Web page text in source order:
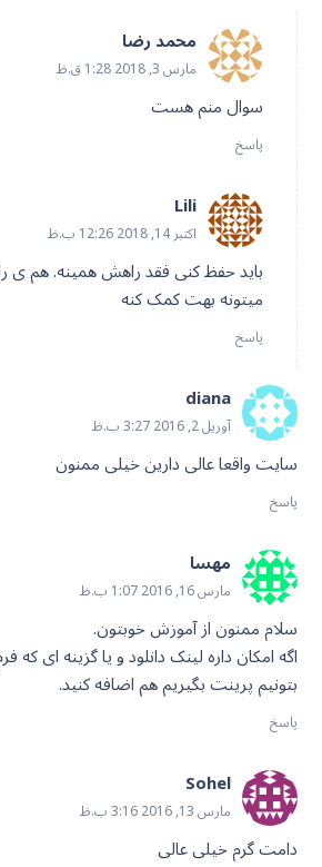
محمد رضا
مارس 3, 2018 1:28 ق.ظ
سوال منم هست
پاسخ
Lili
اکتبر 14, 2018 12:26 ب.ظ
میتونه بهت کمک کنه
پاسخ
diana
آوریل 2, 2016 3:27 ب.ظ
سایت واقعا عالی دارین خیلی ممنون
پاسخ
مهسا
مارس 16, 2016 1:07 ب.ظ
سلام ممنون از آموزش خوبتون.
اگه امکان داره لینک دانلود و یا گزینه ای
بتونیم پرینت بگیریم هم اضافه کنید.
پاسخ
Sohel
مارس 13, 2016 3:16 ب.ظ
دامت گرم خیلی عالی